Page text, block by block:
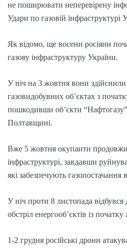
не поширювати неперевірену
Удари по газовій інфраструктурі
Як відомо, ще восени росіяни
газову інфраструктуру України.
У ніч на 3 жовтня вони
газовидобувних об’єктах з
пошкодивши об’єкти
Полтавщині.
Вже 5 жовтня окупанти
інфраструктурі, завдавши
які забезпечують
У ніч проти 8 листопада
обстріл енергооб’єктів із
1-2 грудня російські дрони